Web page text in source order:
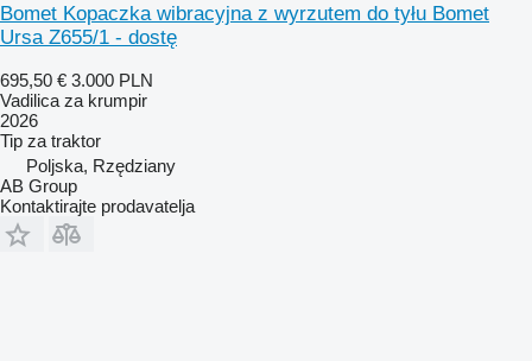
Bomet Kopaczka wibracyjna z wyrzutem do tyłu Bomet
Ursa Z655/1 - dostę
695,50 € 3.000 PLN
Vadilica za krumpir
2026
Tip za traktor
Poljska, Rzędziany
AB Group
Kontaktirajte prodavatelja